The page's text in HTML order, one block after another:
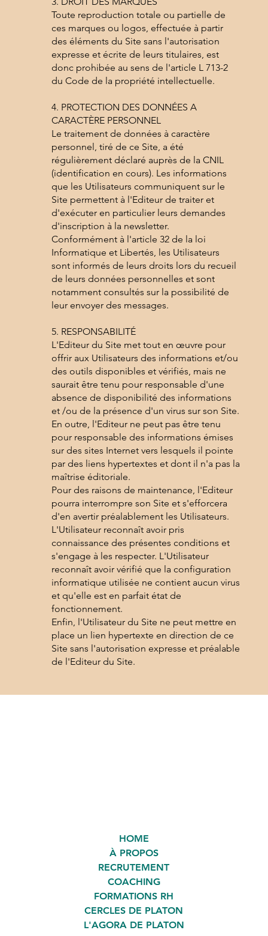
Toute reproduction totale ou partielle de
ces marques ou logos, effectuée à partir
des éléments du Site sans l'autorisation
expresse et écrite de leurs titulaires, est
donc prohibée au sens de l'article L 713-2
du Code de la propriété intellectuelle.
4. PROTECTION DES DONNÉES A
CARACTÈRE PERSONNEL
Le traitement de données à caractère
personnel, tiré de ce Site, a été
régulièrement déclaré auprès de la CNIL
(identification en cours). Les informations
que les Utilisateurs communiquent sur le
Site permettent à l'Editeur de traiter et
d'exécuter en particulier leurs demandes
d'inscription à la newsletter.
Conformément à l'article 32 de la loi
Informatique et Libertés, les Utilisateurs
sont informés de leurs droits lors du recueil
de leurs données personnelles et sont
notamment consultés sur la possibilité de
leur envoyer des messages.
5. RESPONSABILITÉ
L'Editeur du Site met tout en œuvre pour
offrir aux Utilisateurs des informations et/ou
des outils disponibles et vérifiés, mais ne
saurait être tenu pour responsable d'une
absence de disponibilité des informations
et /ou de la présence d'un virus sur son Site.
En outre, l'Editeur ne peut pas être tenu
pour responsable des informations émises
sur des sites Internet vers lesquels il pointe
par des liens hypertextes et dont il n'a pas la
maîtrise éditoriale.
Pour des raisons de maintenance, l'Editeur
pourra interrompre son Site et s'efforcera
d'en avertir préalablement les Utilisateurs.
L'Utilisateur reconnaît avoir pris
connaissance des présentes conditions et
s'engage à les respecter. L'Utilisateur
reconnaît avoir vérifié que la configuration
informatique utilisée ne contient aucun virus
et qu'elle est en parfait état de
fonctionnement.
Enfin, l'Utilisateur du Site ne peut mettre en
place un lien hypertexte en direction de ce
Site sans l'autorisation expresse et préalable
de l'Editeur du Site.
HOME
À PROPOS
RECRUTEMENT
COACHING
FORMATIONS RH
CERCLES DE PLATON
L'AGORA DE PLATON